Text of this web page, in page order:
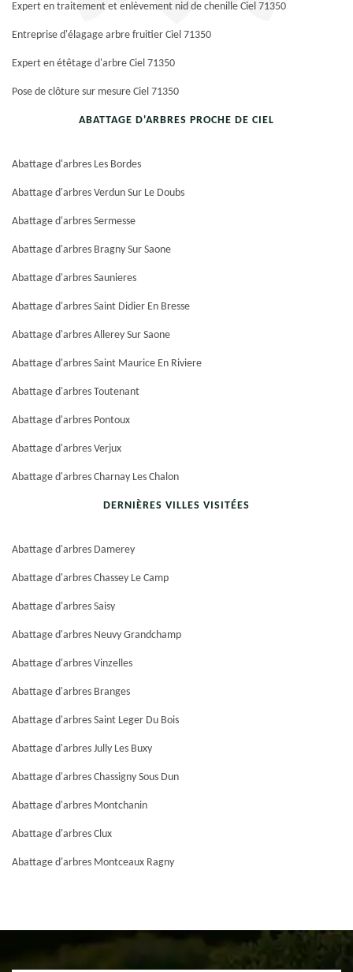
Expert en traitement et enlèvement nid de chenille Ciel 71350
Entreprise d'élagage arbre fruitier Ciel 71350
Expert en étêtage d'arbre Ciel 71350
Pose de clôture sur mesure Ciel 71350
ABATTAGE D'ARBRES PROCHE DE CIEL
Abattage d'arbres Les Bordes
Abattage d'arbres Verdun Sur Le Doubs
Abattage d'arbres Sermesse
Abattage d'arbres Bragny Sur Saone
Abattage d'arbres Saunieres
Abattage d'arbres Saint Didier En Bresse
Abattage d'arbres Allerey Sur Saone
Abattage d'arbres Saint Maurice En Riviere
Abattage d'arbres Toutenant
Abattage d'arbres Pontoux
Abattage d'arbres Verjux
Abattage d'arbres Charnay Les Chalon
DERNIÈRES VILLES VISITÉES
Abattage d'arbres Damerey
Abattage d'arbres Chassey Le Camp
Abattage d'arbres Saisy
Abattage d'arbres Neuvy Grandchamp
Abattage d'arbres Vinzelles
Abattage d'arbres Branges
Abattage d'arbres Saint Leger Du Bois
Abattage d'arbres Jully Les Buxy
Abattage d'arbres Chassigny Sous Dun
Abattage d'arbres Montchanin
Abattage d'arbres Clux
Abattage d'arbres Montceaux Ragny